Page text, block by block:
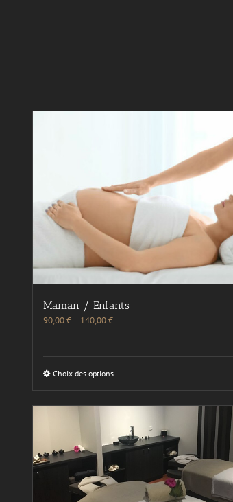
Maman / Enfants
90,00€– 140,00€
Choix des options